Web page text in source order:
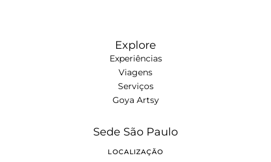
Explore
Experiências
Viagens
Serviços
Goya Artsy
Sede São Paulo
LOCALIZAÇÃO